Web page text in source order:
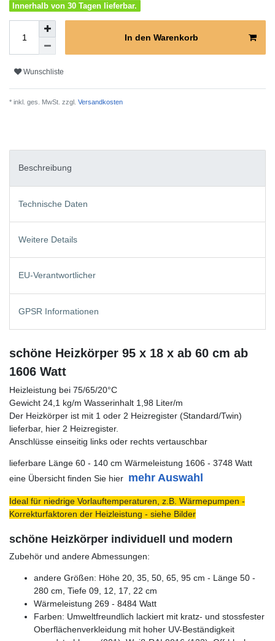
Innerhalb von 30 Tagen lieferbar.
In den Warenkorb
Wunschliste
* inkl. ges. MwSt. zzgl. Versandkosten
Beschreibung
Technische Daten
Weitere Details
EU-Verantwortlicher
GPSR Informationen
schöne Heizkörper 95 x 18 x ab 60 cm ab
1606 Watt
Heizleistung bei 75/65/20°C
Gewicht 24,1 kg/m Wasserinhalt 1,98 Liter/m
Der Heizkörper ist mit 1 oder 2 Heizregister (Standard/Twin)
lieferbar, hier 2 Heizregister.
Anschlüsse einseitig links oder rechts vertauschbar
lieferbare Länge 60 - 140 cm Wärmeleistung 1606 - 3748 Watt
eine Übersicht finden Sie hier mehr Auswahl
Ideal für niedrige Vorlauftemperaturen, z.B. Wärmepumpen -
Korrekturfaktoren der Heizleistung - siehe Bilder
schöne Heizkörper individuell und modern
Zubehör und andere Abmessungen:
andere Größen: Höhe 20, 35, 50, 65, 95 cm - Länge 50 -
280 cm, Tiefe 09, 12, 17, 22 cm
Wärmeleistung 269 - 8484 Watt
Farben: Umweltfreundlich lackiert mit kratz- und stossfester
Oberflächenverkleidung mit hoher UV-Beständigkeit